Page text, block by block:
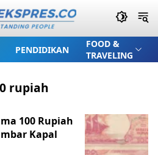
PENDIDIKAN
FOOD &
TRAVELING
rupiah
100 Rupiah
Kapal